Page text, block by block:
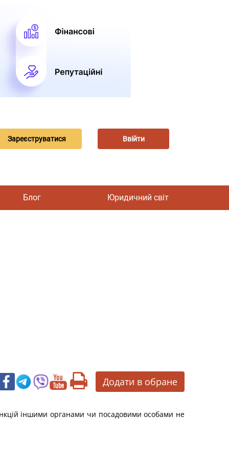
Зареєструватися Ввійти
Блог Юридичний світ
Додати в обране
іншими органами чи посадовими особами не